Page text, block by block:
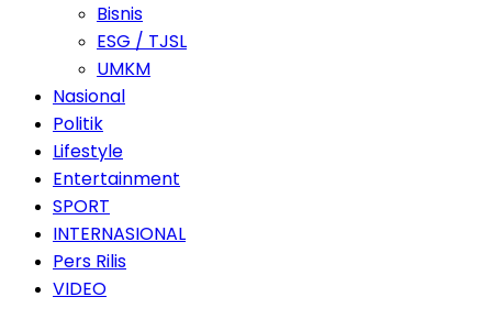
Bisnis
ESG / TJSL
UMKM
Nasional
Politik
Lifestyle
Entertainment
SPORT
INTERNASIONAL
Pers Rilis
VIDEO